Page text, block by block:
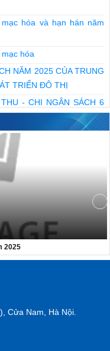
hóa và hạn hán năm
hóa
NĂM 2025 CỦA TRUNG
TRIỂN ĐÔ THỊ
- CHI NGÂN SÁCH 6
TIN VÀ NGHIÊN
xuống để giữ mạch máu
tưởng niệm các anh
CHI NGÂN SÁCH 6
ĐÔ THỊ
2025
Cửa Nam, Hà Nội.